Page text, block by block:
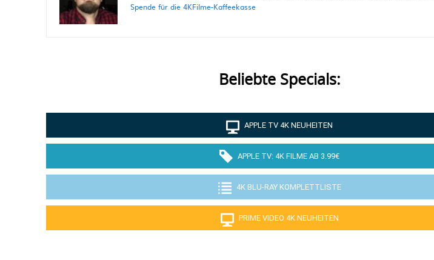
Spende für die 4KFilme-Kaffeekasse
Beliebte Specials:
APPLE TV 4K NEUHEITEN
APPLE TV: 4K FILME AB 3.99€
4K BLU-RAY KOMPLETTLISTE
PRIME VIDEO 4K NEUHEITEN